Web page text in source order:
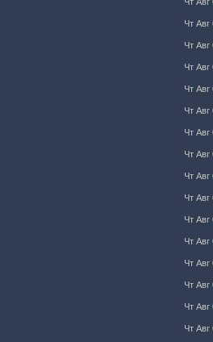
Чт Авг
Чт Авг
Чт Авг
Чт Авг
Чт Авг
Чт Авг
Чт Авг
Чт Авг
Чт Авг
Чт Авг
Чт Авг
Чт Авг
Чт Авг
Чт Авг
Чт Авг